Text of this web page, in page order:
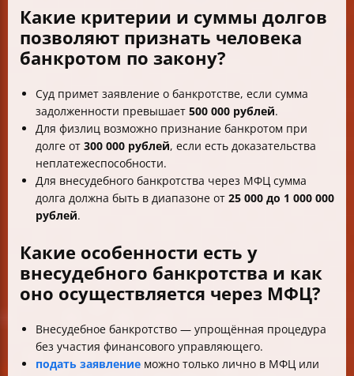
Какие критерии и суммы долгов
позволяют признать человека
банкротом по закону?
Суд примет заявление о банкротстве, если сумма
задолженности превышает 500 000 рублей.
Для физлиц возможно признание банкротом при
долге от 300 000 рублей, если есть доказательства
неплатежеспособности.
Для внесудебного банкротства через МФЦ сумма
долга должна быть в диапазоне от 25 000 до 1 000 000
рублей.
Какие особенности есть у
внесудебного банкротства и как
оно осуществляется через МФЦ?
Внесудебное банкротство — упрощённая процедура
без участия финансового управляющего.
подать заявление можно только лично в МФЦ или